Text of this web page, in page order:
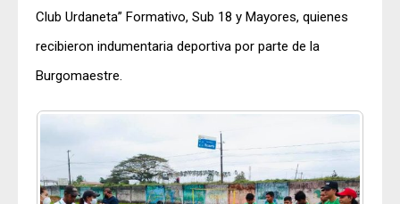
Club Urdaneta” Formativo, Sub 18 y Mayores, quienes
recibieron indumentaria deportiva por parte de la
Burgomaestre.